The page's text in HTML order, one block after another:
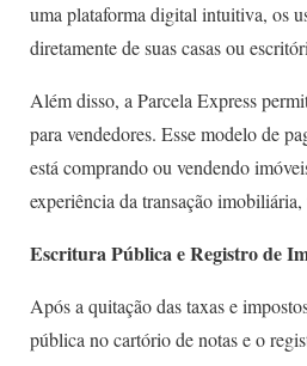
uma plataforma digital intuitiva, os
diretamente de suas casas ou
Além disso, a Parcela Express
para vendedores. Esse modelo de
está comprando ou vendendo
experiência da transação
Escritura Pública e Registro de
Após a quitação das taxas e
pública no cartório de notas e o